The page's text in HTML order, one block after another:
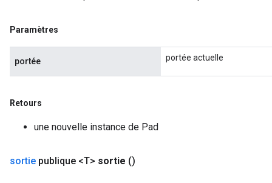
Paramètres
portée portée actuelle
Retours
une nouvelle instance de Pad
sortie publique <T> sortie ()